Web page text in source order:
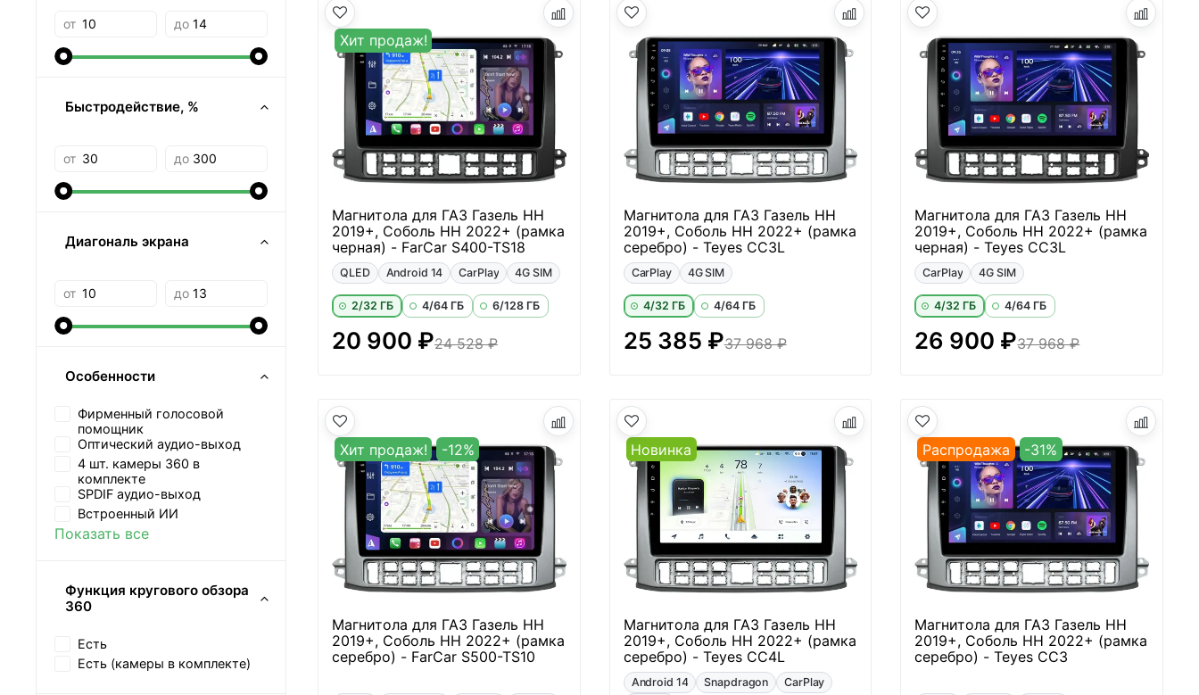
Хит продаж!
Магнитола для ГАЗ Газель НН
2019+, Соболь НН 2022+ (рамка
черная) - FarCar S400-TS18
QLED Android 14 CarPlay 4G SIM
2/32 ГБ 4/64 ГБ 6/128 ГБ
20 900 ₽24 528 ₽
Магнитола для ГАЗ Газель НН
2019+, Соболь НН 2022+ (рамка
серебро) - Teyes CC3L
CarPlay 4G SIM
4/32 ГБ 4/64 ГБ
25 385 ₽37 968 ₽
Магнитола для ГАЗ Газель НН
2019+, Соболь НН 2022+ (рамка
черная) - Teyes CC3L
CarPlay 4G SIM
4/32 ГБ 4/64 ГБ
26 900 ₽37 968 ₽
Хит продаж! -12%
Магнитола для ГАЗ Газель НН
2019+, Соболь НН 2022+ (рамка
серебро) - FarCar S500-TS10
Новинка
Магнитола для ГАЗ Газель НН
2019+, Соболь НН 2022+ (рамка
серебро) - Teyes CC4L
Android 14 Snapdragon
CarPlay
Распродажа -31%
Магнитола для ГАЗ Газель НН
2019+, Соболь НН 2022+ (рамка
серебро) - Teyes CC3
от до
Быстродействие, %
от до
Диагональ экрана
от до
Особенности
Фирменный голосовой
помощник
Оптический аудио-выход
4 шт. камеры 360 в
комплекте
SPDIF аудио-выход
Встроенный ИИ
Показать все
Функция кругового обзора
360
Есть
Есть (камеры в комплекте)